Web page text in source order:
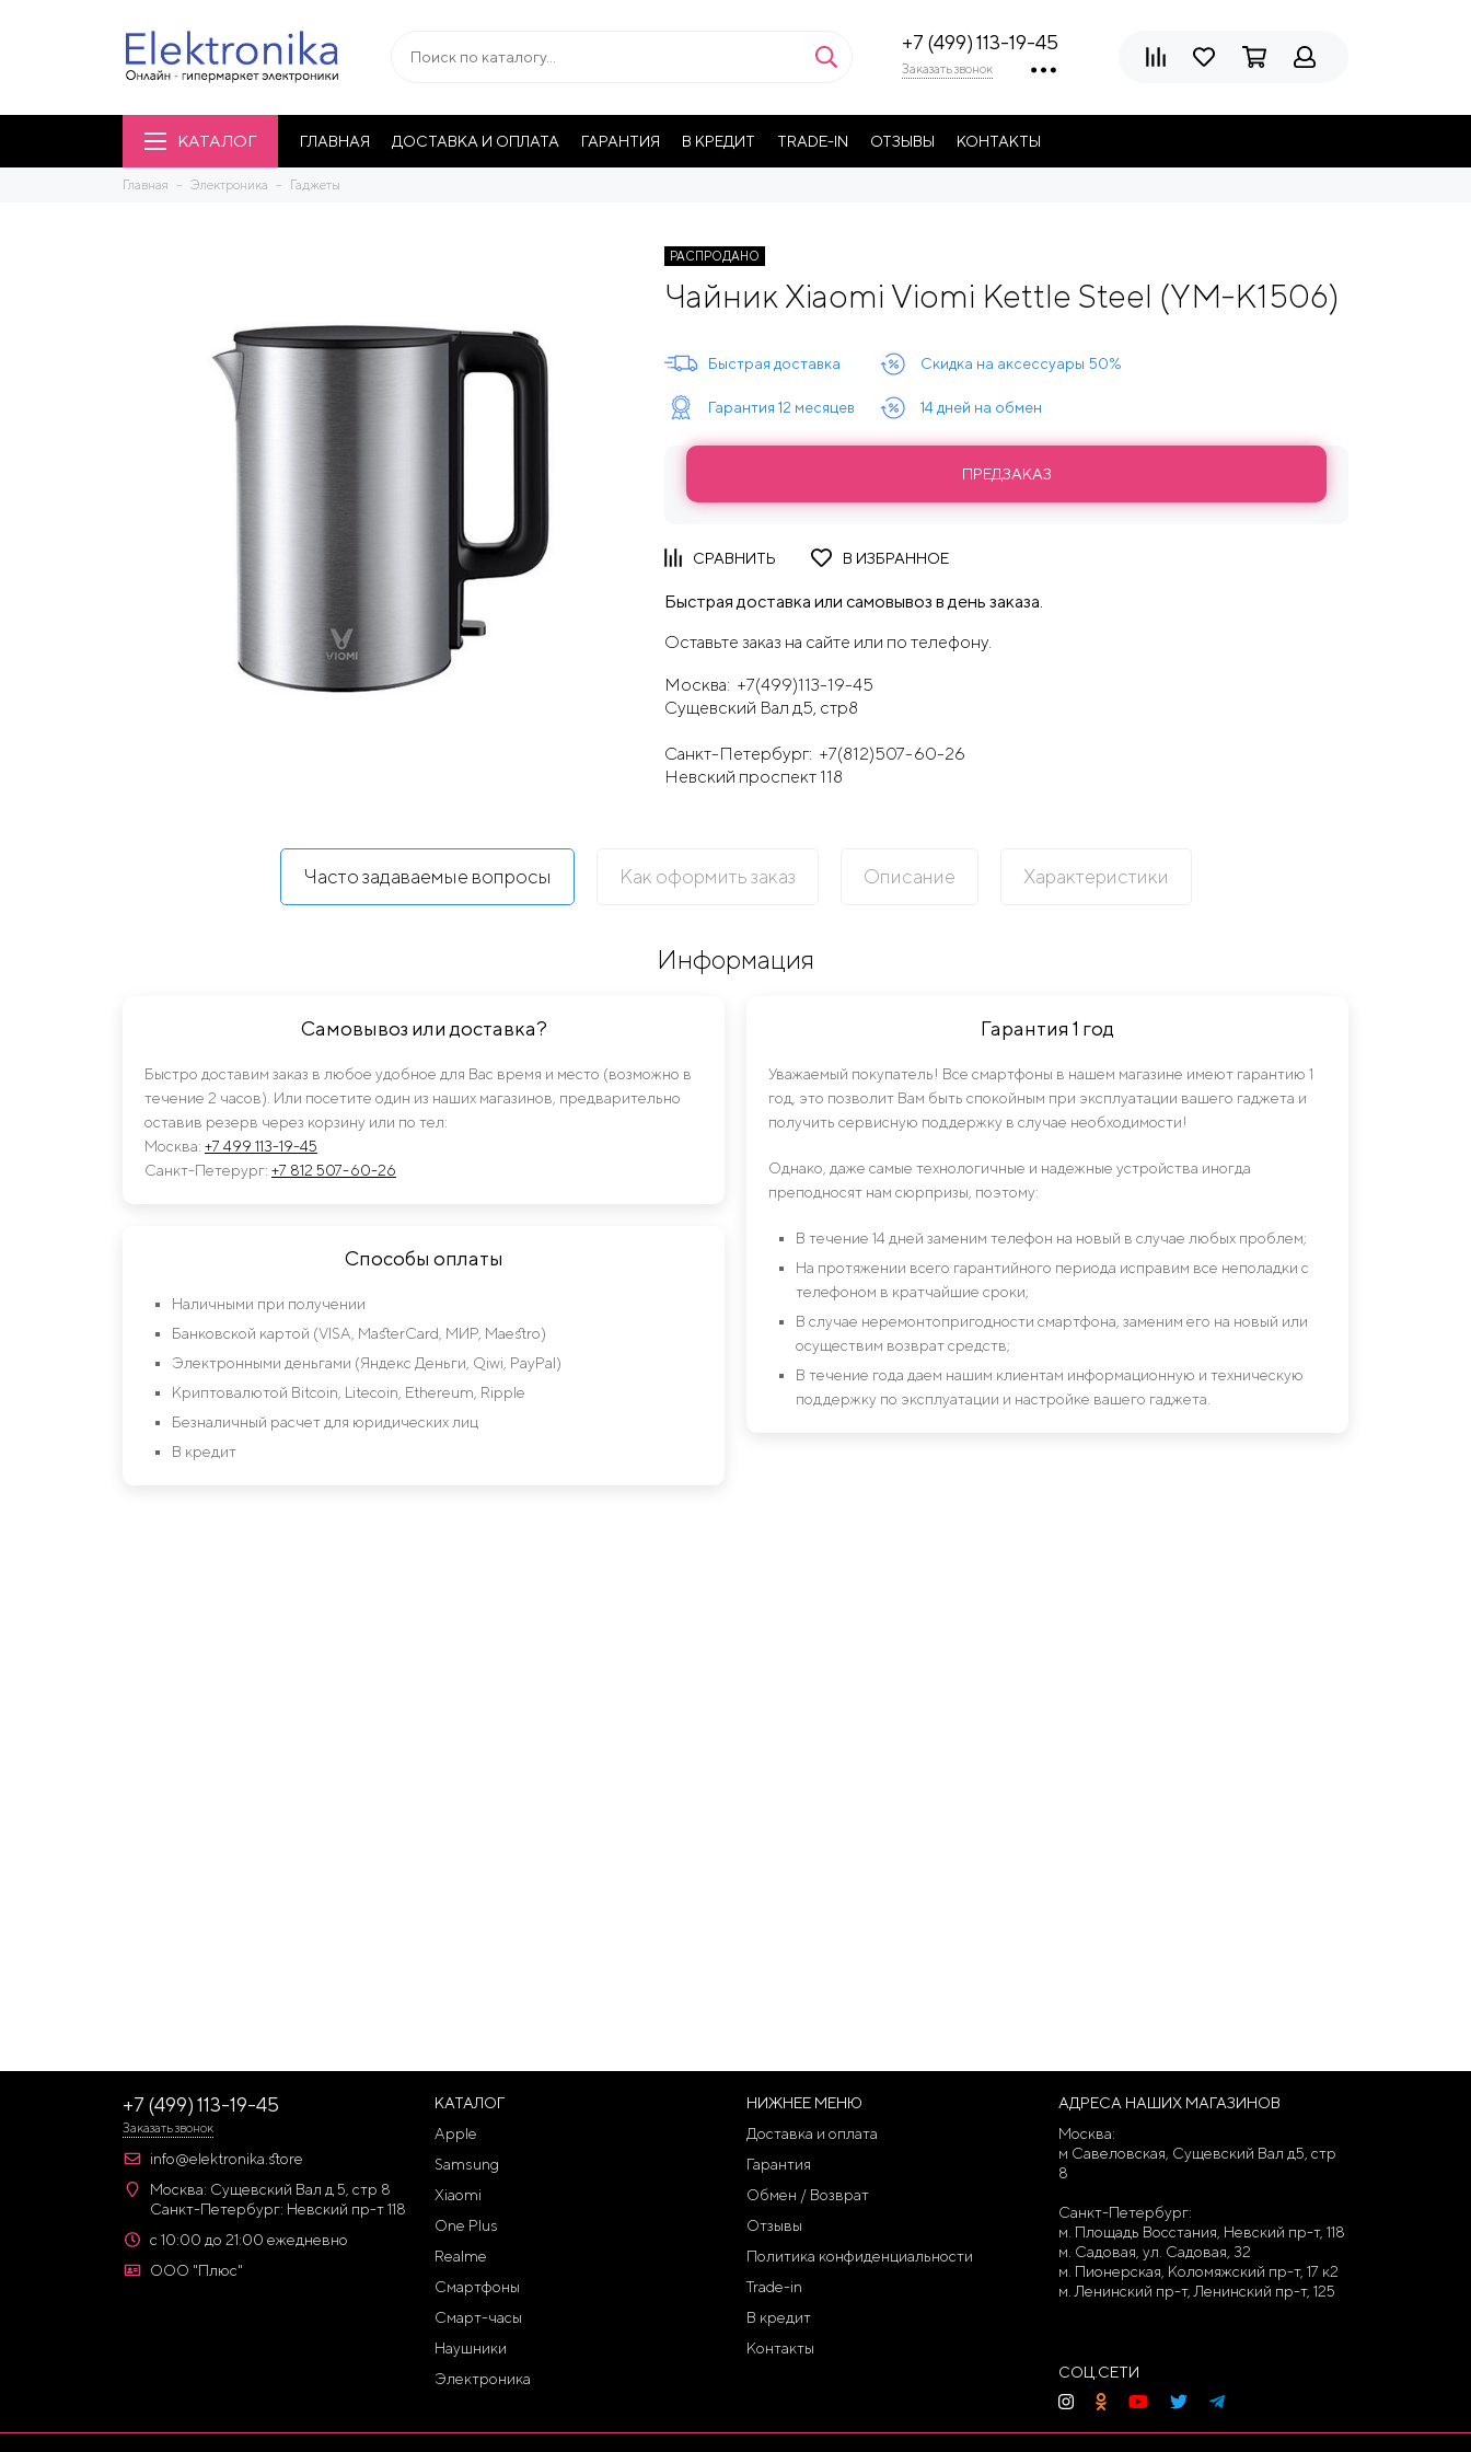
+7 (499) 113-19-45
Заказать звонок
КАТАЛОГ ГЛАВНАЯ ДОСТАВКА И ОПЛАТА ГАРАНТИЯ В КРЕДИТ TRADE-IN ОТЗЫВЫ КОНТАКТЫ
Главная Электроника Гаджеты
РАСПРОДАНО
Чайник Xiaomi Viomi Kettle Steel (YM-K1506)
Быстрая доставка
Гарантия 12 месяцев
Скидка на аксессуары 50%
14 дней на обмен
ПРЕДЗАКАЗ
Быстрая доставка или самовывоз в день заказа.
Оставьте заказ на сайте или по телефону.
Москва: +7(499)113-19-45
Сущевский Вал д5, стр8
Санкт-Петербург: +7(812)507-60-26
Невский проспект 118
Часто задаваемые вопросы Как оформить заказ Описание Характеристики
Информация
Самовывоз или доставка?
Быстро доставим заказ в любое удобное для Вас время и место (возможно в
течение 2 часов). Или посетите один из наших магазинов, предварительно
оставив резерв через корзину или по тел:
Москва: +7 499 113-19-45
Санкт-Петерург: +7 812 507-60-26
Способы оплаты
Наличными при получении
Банковской картой (VISA, MasterCard, МИР, Maestro)
Электронными деньгами (Яндекс Деньги, Qiwi, PayPal)
Криптовалютой Bitcoin, Litecoin, Ethereum, Ripple
Безналичный расчет для юридических лиц
В кредит
Гарантия 1 год
Уважаемый покупатель! Все смартфоны в нашем магазине имеют гарантию 1
год, это позволит Вам быть спокойным при эксплуатации вашего гаджета и
получить сервисную поддержку в случае необходимости!
Однако, даже самые технологичные и надежные устройства иногда
преподносят нам сюрпризы, поэтому:
В течение 14 дней заменим телефон на новый в случае любых проблем;
На протяжении всего гарантийного периода исправим все неполадки с
телефоном в кратчайшие сроки;
В случае неремонтопригодности смартфона, заменим его на новый или
осуществим возврат средств;
В течение года даем нашим клиентам информационную и техническую
поддержку по эксплуатации и настройке вашего гаджета.
+7 (499) 113-19-45
Заказать звонок
info@elektronika.store
Москва: Сущевский Вал д 5, стр 8
Санкт-Петербург: Невский пр-т 118
с 10:00 до 21:00 ежедневно
ООО "Плюс"
КАТАЛОГ
Apple
Samsung
Xiaomi
One Plus
Realme
Смартфоны
Смарт-часы
Наушники
Электроника
НИЖНЕЕ МЕНЮ
Доставка и оплата
Гарантия
Обмен / Возврат
Отзывы
Политика конфиденциальности
Trade-in
В кредит
Контакты
АДРЕСА НАШИХ МАГАЗИНОВ
Москва:
м Савеловская, Сущевский Вал д5, стр
8
Санкт-Петербург:
м. Площадь Восстания, Невский пр-т, 118
м. Садовая, ул. Садовая, 32
м. Пионерская, Коломяжский пр-т, 17 к2
м. Ленинский пр-т, Ленинский пр-т, 125
СОЦ.СЕТИ